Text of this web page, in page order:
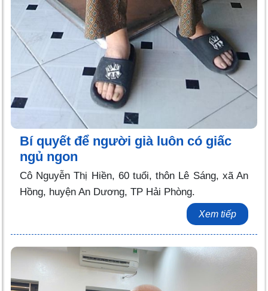
Bí quyết để người già luôn có giấc
ngủ ngon
Cô Nguyễn Thị Hiền, 60 tuổi, thôn Lê Sáng, xã An
Hồng, huyện An Dương, TP Hải Phòng.
Xem tiếp